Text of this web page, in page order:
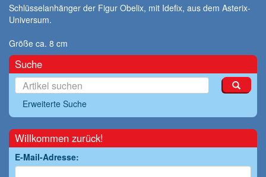
Schlüsselanhänger der Figur Obelix, mit Idefix, aus dem Asterix-
Universum.
Größe ca. 8 cm
Suche
Erweiterte Suche
Willkommen zurück!
E-Mail-Adresse: